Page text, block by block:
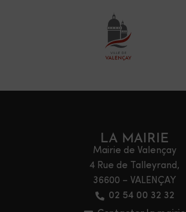
LA MAIRIE
Mairie de Valençay
4 Rue de Talleyrand,
36600 – VALENÇAY
02 54 00 32 32